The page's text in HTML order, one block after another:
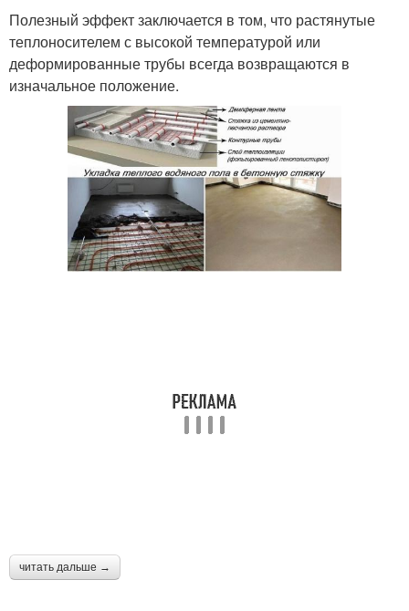
Полезный эффект заключается в том, что растянутые
теплоносителем с высокой температурой или
деформированные трубы всегда возвращаются в
изначальное положение.
читать дальше →